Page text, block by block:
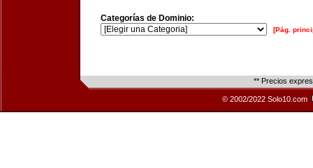
Categorías de Dominio:
[Pág.
** Precios
© 2002/2022 Solo10.com